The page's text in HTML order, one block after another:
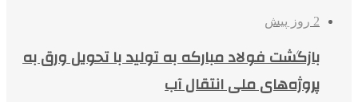
2 روز پیش
بازگشت فولاد مبارکه به تولید با تحویل ورق به
پروژه‌های ملی انتقال آب